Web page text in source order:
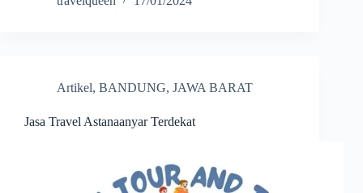
Artikel, BANDUNG, JAWA BARAT
Jasa Travel Astanaanyar Terdekat